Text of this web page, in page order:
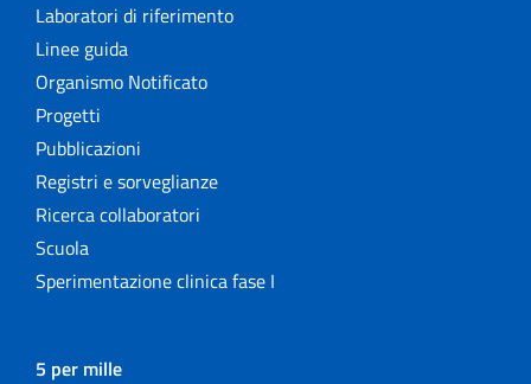
Laboratori di riferimento
Linee guida
Organismo Notificato
Progetti
Pubblicazioni
Registri e sorveglianze
Ricerca collaboratori
Scuola
Sperimentazione clinica fase I
5 per mille